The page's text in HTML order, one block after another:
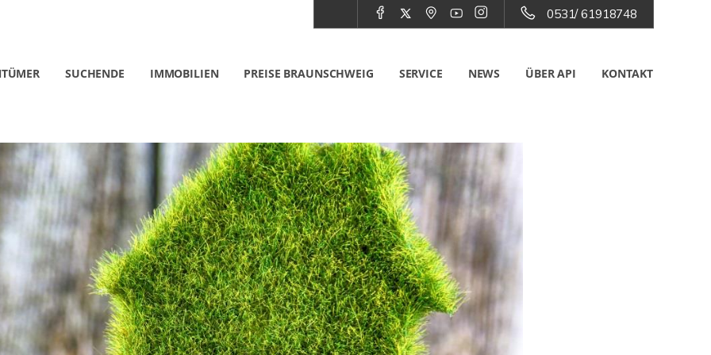
0531/ 61918748
SUCHENDE IMMOBILIEN PREISE BRAUNSCHWEIG SERVICE NEWS ÜBER API KONTAKT